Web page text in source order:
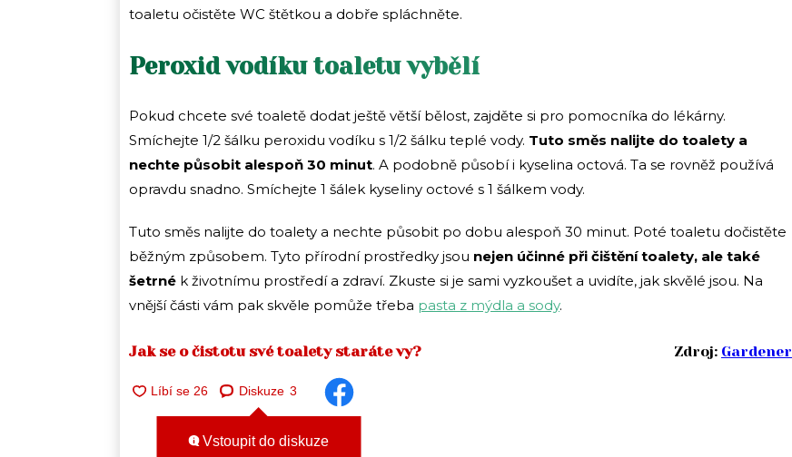
toaletu očistěte WC štětkou a dobře spláchněte.
Peroxid vodíku toaletu vybělí
Pokud chcete své toaletě dodat ještě větší bělost, zajděte si pro pomocníka do lékárny.
Smíchejte 1/2 šálku peroxidu vodíku s 1/2 šálku teplé vody. Tuto směs nalijte do toalety a
nechte působit alespoň 30 minut. A podobně působí i kyselina octová. Ta se rovněž používá
opravdu snadno. Smíchejte 1 šálek kyseliny octové s 1 šálkem vody.
Tuto směs nalijte do toalety a nechte působit po dobu alespoň 30 minut. Poté toaletu dočistěte
běžným způsobem. Tyto přírodní prostředky jsou nejen účinné při čištění toalety, ale také
šetrné k životnímu prostředí a zdraví. Zkuste si je sami vyzkoušet a uvidíte, jak skvělé jsou. Na
vnější části vám pak skvěle pomůže třeba pasta z mýdla a sody.
Jak se o čistotu své toalety staráte vy? Zdroj: Gardener
Diskuze 3
Vstoupit do diskuze